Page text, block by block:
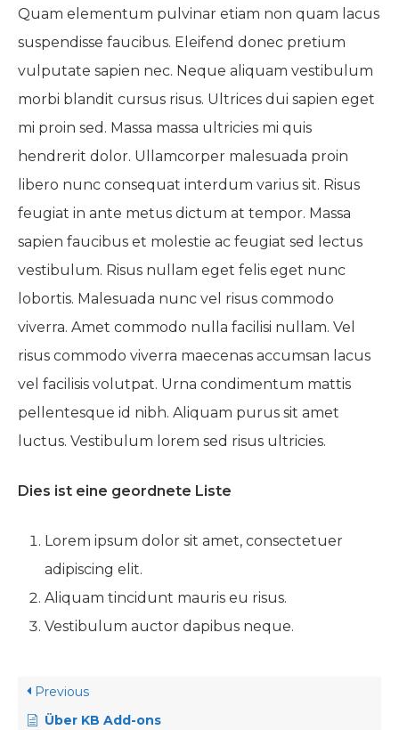
Quam elementum pulvinar etiam non quam lacus
suspendisse faucibus. Eleifend donec pretium
vulputate sapien nec. Neque aliquam vestibulum
morbi blandit cursus risus. Ultrices dui sapien eget
mi proin sed. Massa massa ultricies mi quis
hendrerit dolor. Ullamcorper malesuada proin
libero nunc consequat interdum varius sit. Risus
feugiat in ante metus dictum at tempor. Massa
sapien faucibus et molestie ac feugiat sed lectus
vestibulum. Risus nullam eget felis eget nunc
lobortis. Malesuada nunc vel risus commodo
viverra. Amet commodo nulla facilisi nullam. Vel
risus commodo viverra maecenas accumsan lacus
vel facilisis volutpat. Urna condimentum mattis
pellentesque id nibh. Aliquam purus sit amet
luctus. Vestibulum lorem sed risus ultricies.
Dies ist eine geordnete Liste
Lorem ipsum dolor sit amet, consectetuer
adipiscing elit.
Aliquam tincidunt mauris eu risus.
Vestibulum auctor dapibus neque.
Previous
Über KB Add-ons